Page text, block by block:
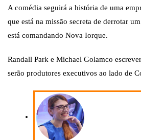
A comédia seguirá a história de uma
que está na missão secreta de derrotar
está comandando Nova Iorque.
Randall Park e Michael Golamco
serão produtores executivos ao lado de